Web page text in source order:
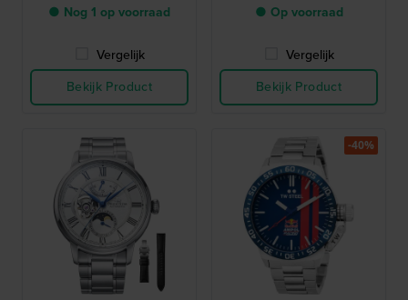
● Nog 1 op voorraad
Vergelijk
Bekijk Product
● Op voorraad
Vergelijk
Bekijk Product
-40%